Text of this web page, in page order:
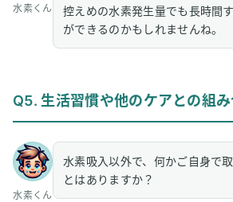
水素くん
控えめの水素発生量でも長時間
ができるのかもしれませんね。
Q5. 生活習慣や他のケアとの組
水素くん
水素吸入以外で、何かご自身で
とはありますか？